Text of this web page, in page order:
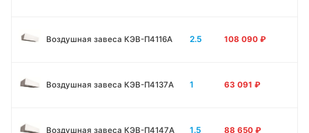
Воздушная завеса КЭВ-П4116A 2.5 108 090 ₽
Воздушная завеса КЭВ-П4137A 1 63 091 ₽
Воздушная завеса КЭВ-П4147A 1.5 88 650 ₽